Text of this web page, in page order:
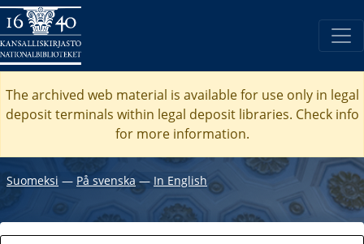
The archived web material is available for use only in legal
deposit terminals within legal deposit libraries. Check info
for more information.
Suomeksi ― På svenska― In English